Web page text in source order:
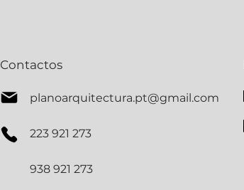
Contactos
planoarquitectura.pt@gmail.com
223 921 273
938 921 273